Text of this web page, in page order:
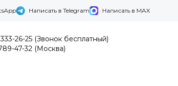
Написать в Telegram Написать в MAX
26-25 (Звонок бесплатный)
47-32 (Москва)